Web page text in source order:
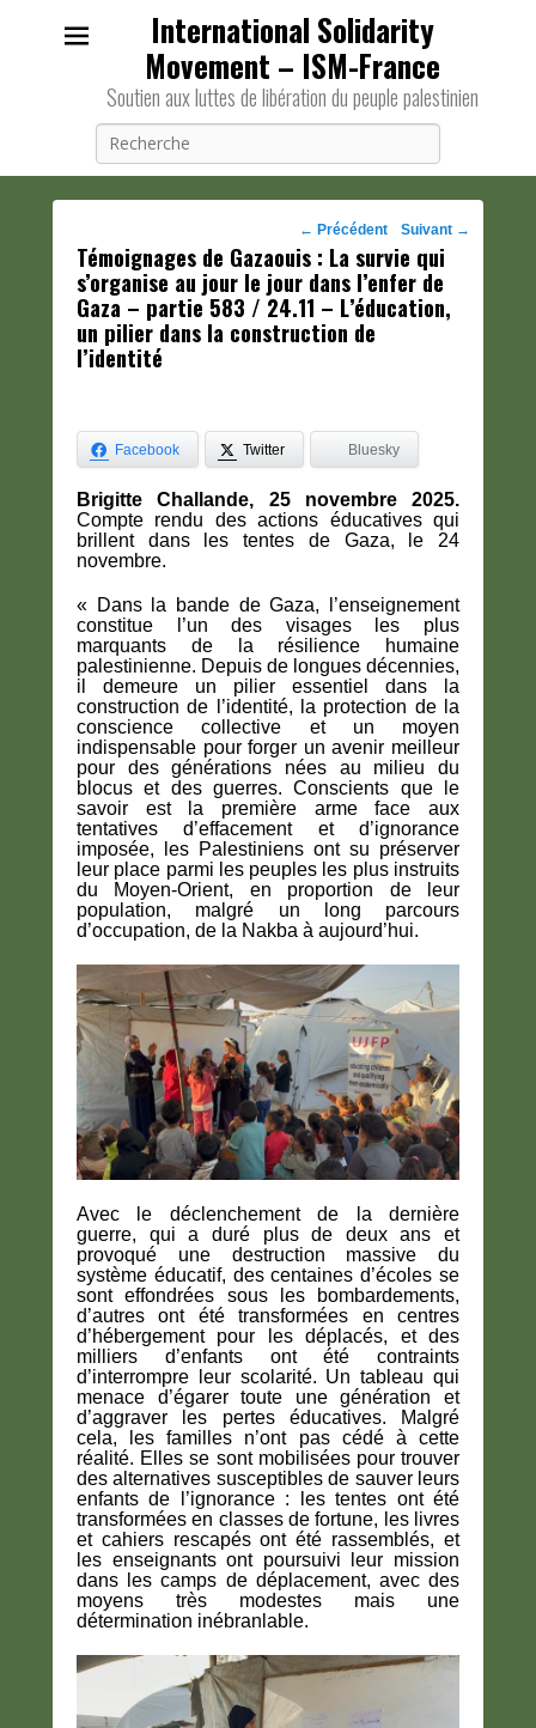
International Solidarity
Movement – ISM-France
Soutien aux luttes de libération du peuple palestinien
Navigation
des
posts
← Précédent Suivant →
Témoignages de Gazaouis : La survie qui
s’organise au jour le jour dans l’enfer de
Gaza – partie 583 / 24.11 – L’éducation,
un pilier dans la construction de
l’identité
Facebook Twitter Bluesky
Brigitte Challande, 25 novembre 2025.
Compte rendu des actions éducatives qui
brillent dans les tentes de Gaza, le 24
novembre.
« Dans la bande de Gaza, l’enseignement
constitue l’un des visages les plus
marquants de la résilience humaine
palestinienne. Depuis de longues décennies,
il demeure un pilier essentiel dans la
construction de l’identité, la protection de la
conscience collective et un moyen
indispensable pour forger un avenir meilleur
pour des générations nées au milieu du
blocus et des guerres. Conscients que le
savoir est la première arme face aux
tentatives d’effacement et d’ignorance
imposée, les Palestiniens ont su préserver
leur place parmi les peuples les plus instruits
du Moyen-Orient, en proportion de leur
population, malgré un long parcours
d’occupation, de la Nakba à aujourd’hui.
Avec le déclenchement de la dernière
guerre, qui a duré plus de deux ans et
provoqué une destruction massive du
système éducatif, des centaines d’écoles se
sont effondrées sous les bombardements,
d’autres ont été transformées en centres
d’hébergement pour les déplacés, et des
milliers d’enfants ont été contraints
d’interrompre leur scolarité. Un tableau qui
menace d’égarer toute une génération et
d’aggraver les pertes éducatives. Malgré
cela, les familles n’ont pas cédé à cette
réalité. Elles se sont mobilisées pour trouver
des alternatives susceptibles de sauver leurs
enfants de l’ignorance : les tentes ont été
transformées en classes de fortune, les livres
et cahiers rescapés ont été rassemblés, et
les enseignants ont poursuivi leur mission
dans les camps de déplacement, avec des
moyens très modestes mais une
détermination inébranlable.